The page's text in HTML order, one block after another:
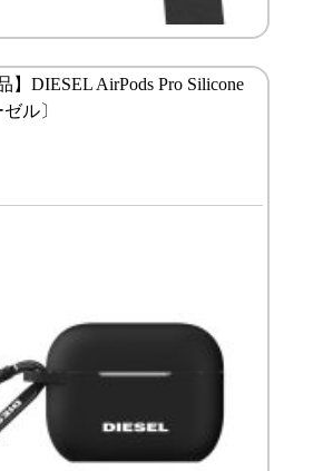
】DIESEL AirPods Pro Silicone
ル〕